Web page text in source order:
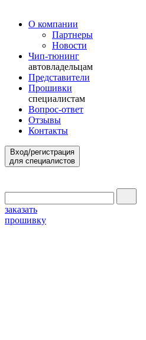
О компании
Партнеры
Новости
Чип-тюнинг
автовладельцам
Представители
Прошивки
специалистам
Вопрос-ответ
Отзывы
Контакты
Вход/регистрация
для специалистов
заказать
прошивку